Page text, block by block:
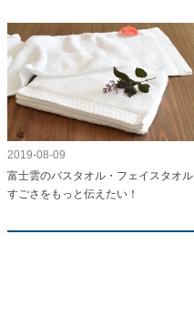
2019-08-09
富士雲のバスタオル・フェイスタオル
すごさをもっと伝えたい！